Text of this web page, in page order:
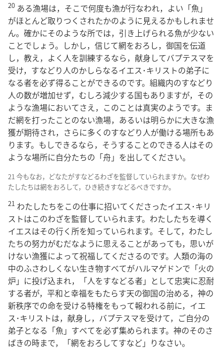
20 ある漁場は，そこで何度も漁が行なわれ，よい「魚」
がほとんど取りつくされたかのように見えるかもしれませ
ん。確かにそのような所では，引き上げられる魚が少ない
ことでしょう。しかし，信じて網をおろし，御国を伝道
し，教え，よく人を訓練するなら，献身してバプテスマを
受け，すなどり人のかしらなるイエス･キリストの弟子に
なる者を必ず得ることができるのです。組織内のすなどり
人の数が増加せず，むしろ減少する国もありますが，その
ような漁場においてさえ，このことは真実のようです。ま
だ網を打ったことのない漁場，あるいは明らかに大きな漁
獲が期待され，さらに多くのすなどり人が働ける場所もあ
ります。もしできるなら，そうすることのできる人はその
ような場所に自分たちの「舟」を出してください。
21 今もなお，どなたがすなどるわざを監督していられますか。なぜわ
たしたちは網をおろして，ひき続きすなどるべきですか。
21 わたしたちをこの仕事に招いてくださったイエス･キリ
ストはこのわざを監督していられます。わたしたちを導く
イエスはその行く所を知っていられます。そして，わたし
たちの努力がむだなように思えることがあっても，思いが
けない漁獲によって祝福してくださるのです。人類の海の
中のふさわしくない生き物すべてがハルマゲドンで「火の
炉」に投げ込まれ，「人をすなどる者」として忠実に忍耐
する者が，平和と幸福をもたらす天の御国の治める，神の
新秩序での命を受ける特権をもって報われる前に，イエ
ス･キリストは，献身し，バプテスマを受けて，ご自分の
弟子となる「魚」すべてを必ず集められます。神のそのさ
ばきの時まで，「網をおろしてすなど」りなさい。